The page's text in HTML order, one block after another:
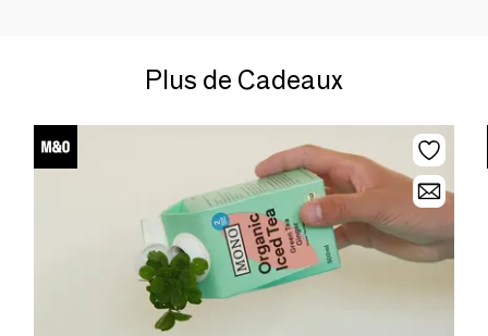
Plus de Cadeaux